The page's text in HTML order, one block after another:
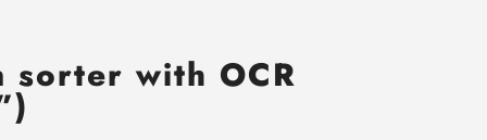
sorter with OCR